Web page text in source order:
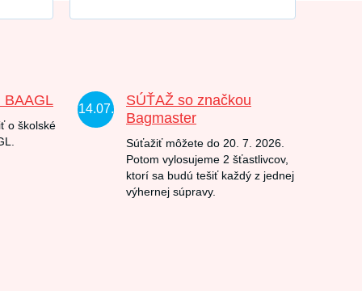
BAAGL
o školské
14.07.
SÚŤAŽ so značkou
Bagmaster
Súťažiť môžete do 20. 7. 2026.
Potom vylosujeme 2 šťastlivcov,
ktorí sa budú tešiť každý z jednej
výhernej súpravy.